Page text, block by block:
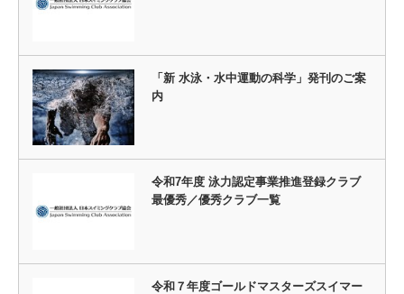
「新 水泳・水中運動の科学」発刊のご案
内
令和7年度 泳力認定事業推進登録クラブ
最優秀／優秀クラブ一覧
令和７年度ゴールドマスターズスイマー